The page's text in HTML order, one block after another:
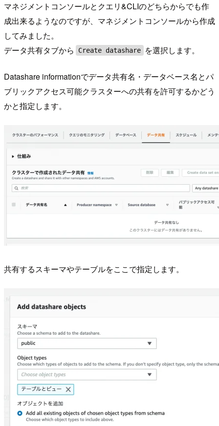
マネジメントコンソールとクエリ&CLIのどちらからでも作
成出来るようなのですが、マネジメントコンソールから作成
してみました。
データ共有タブから
Create datashare を選択します。
Datashare informationでデータ共有名・データベース名とパ
ブリックアクセス可能クラスターへの共有を許可するかどう
かと指定します。
共有するスキーマやテーブルをここで指定します。